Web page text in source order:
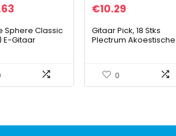
Sphere Classic
E-Gitaar
€10.29
Gitaar Pick, 18 Stks
Plectrum Akoestische
Pickups, Dikte
0.58/0.71/0.81/0.96…
0